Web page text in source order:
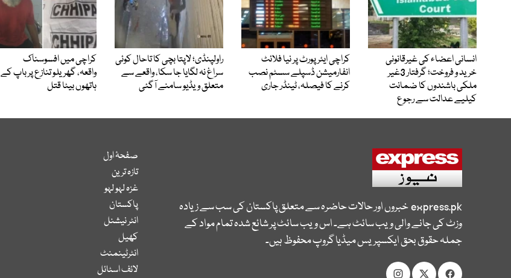
انسانی اعضاء کی غیرقانونی
خرید و فروخت؛ گرفتار 3غیر
ملکی باشندوں کا ضمانت
کیلیے عدالت سے رجوع
کراچی ایئرپورٹ پر نیا فلائٹ
انفارمیشن ڈسپلے سسٹم نصب
کرنے کا فیصلہ، ٹینڈر جاری
راولپنڈی؛ لاپتا بچی کا تاحال کوئی
سراغ نہ لگایا جا سکا، واقعے سے
متعلق ویڈیو سامنے آگئی
کراچی میں افسوسناک
واقعہ، گھریلو تنازع پر باپ کے
ہاتھوں بیٹا قتل
express.pkخبروں اور حالات حاضرہ سے متعلق پاکستان کی سب سے زیادہ
وزٹ کی جانے والی ویب سائٹ ہے۔ اس ویب سائٹ پر شائع شدہ تمام مواد کے
جملہ حقوق بحق ایکسپریس میڈیا گروپ محفوظ ہیں۔
صفحۂ اول
تازہ ترین
غزہ لہو لہو
پاکستان
انٹر نیشنل
کھیل
انٹرٹینمنٹ
لائف اسٹائل